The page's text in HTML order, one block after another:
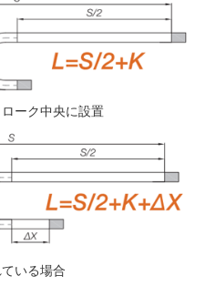
ーク中央に設置
いる場合